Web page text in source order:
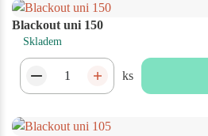
Blackout uni 150
Skladem
ks